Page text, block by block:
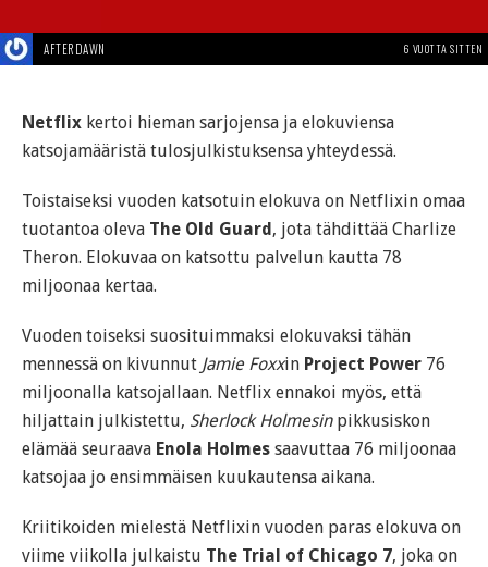
AFTERDAWN 6 VUOTTA SITTEN
Netflix kertoi hieman sarjojensa ja elokuviensa
katsojamääristä tulosjulkistuksensa yhteydessä.
Toistaiseksi vuoden katsotuin elokuva on Netflixin omaa
tuotantoa oleva The Old Guard, jota tähdittää Charlize
Theron. Elokuvaa on katsottu palvelun kautta 78
miljoonaa kertaa.
Vuoden toiseksi suosituimmaksi elokuvaksi tähän
mennessä on kivunnut Jamie Foxxin Project Power 76
miljoonalla katsojallaan. Netflix ennakoi myös, että
hiljattain julkistettu, Sherlock Holmesinpikkusiskon
elämää seuraava Enola Holmes saavuttaa 76 miljoonaa
katsojaa jo ensimmäisen kuukautensa aikana.
Kriitikoiden mielestä Netflixin vuoden paras elokuva on
viime viikolla julkaistu The Trial of Chicago 7, joka on